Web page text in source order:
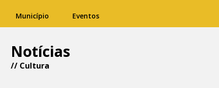
Município Eventos
Notícias
// Cultura